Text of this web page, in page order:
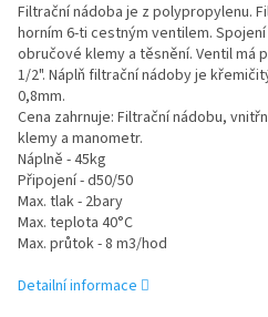
Filtrační nádoba je z polypropylenu.
horním 6-ti cestným ventilem.
obručové klemy a těsnění. Ventil má
1/2". Náplň filtrační nádoby je
0,8mm.
Cena zahrnuje: Filtrační nádobu,
klemy a manometr.
Náplně - 45kg
Připojení - d50/50
Max. tlak - 2bary
Max. teplota 40°C
Max. průtok - 8 m3/hod
Detailní informace